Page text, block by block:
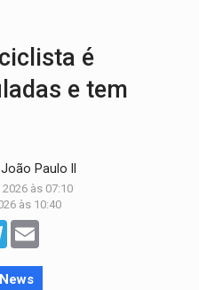
é
e tem
Paulo II
às 07:10
às 10:40
Telegram